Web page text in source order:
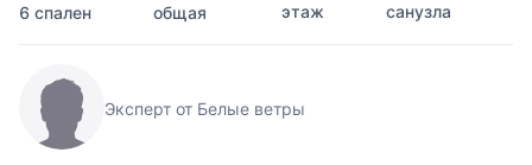
6 спален
общая этаж санузла
Эксперт от Белые ветры